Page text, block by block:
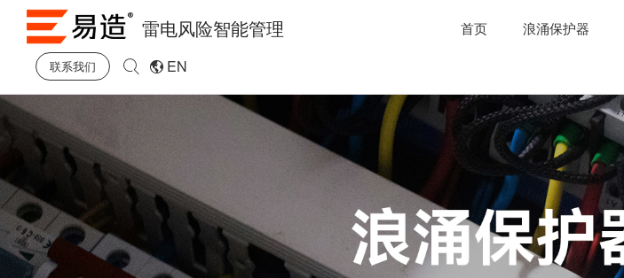
雷电风险智能管理 首页 浪涌保护器
联系我们 EN